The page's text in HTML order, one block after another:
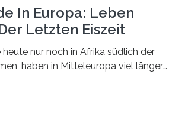
In Europa: Leben
Letzten Eiszeit
heute nur noch in Afrika südlich der
haben in Mitteleuropa viel länger
dass Flusspferde noch vor